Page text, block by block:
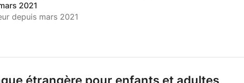
2021
depuis mars 2021